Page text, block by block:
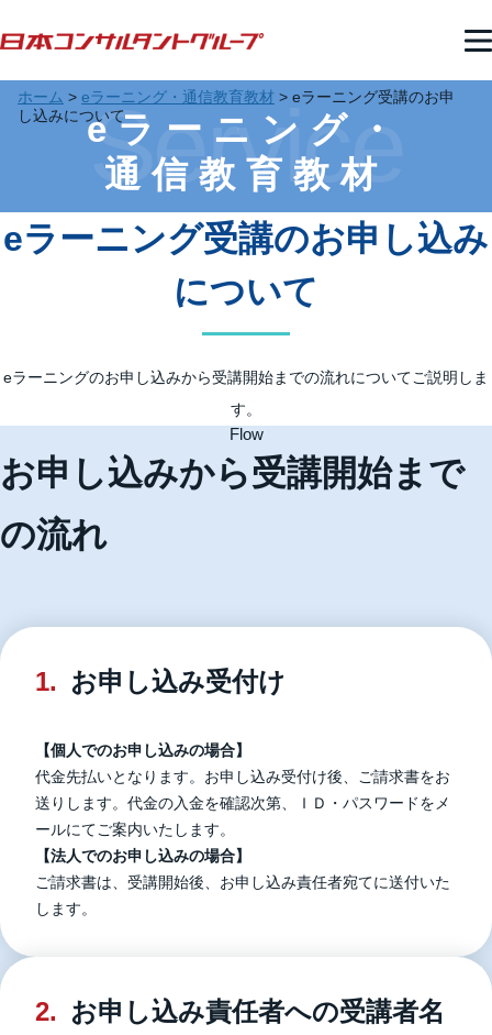
ホーム > eラーニング・通信教育教材 > eラーニング受講のお申
し込みについてeラーニング・
通信教育教材
Service
eラーニング受講のお申し込み
について
eラーニングのお申し込みから受講開始までの流れについてご説明しま
す。
お申し込みから受講開始まで
の流れ
Flow
1. お申し込み受付け
【個人でのお申し込みの場合】
代金先払いとなります。お申し込み受付け後、ご請求書をお
送りします。代金の入金を確認次第、ＩＤ・パスワードをメ
ールにてご案内いたします。
【法人でのお申し込みの場合】
ご請求書は、受講開始後、お申し込み責任者宛てに送付いた
します。
2. お申し込み責任者への受講者名